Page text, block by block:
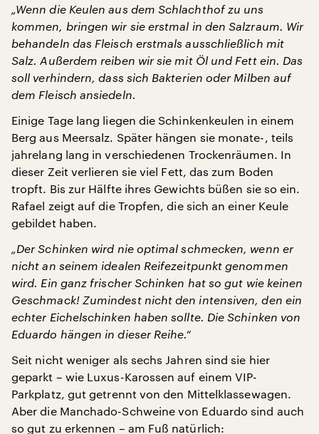
„Wenn die Keulen aus dem Schlachthof zu uns
kommen, bringen wir sie erstmal in den Salzraum. Wir
behandeln das Fleisch erstmals ausschließlich mit
Salz. Außerdem reiben wir sie mit Öl und Fett ein. Das
soll verhindern, dass sich Bakterien oder Milben auf
dem Fleisch ansiedeln.
Einige Tage lang liegen die Schinkenkeulen in einem
Berg aus Meersalz. Später hängen sie monate-, teils
jahrelang lang in verschiedenen Trockenräumen. In
dieser Zeit verlieren sie viel Fett, das zum Boden
tropft. Bis zur Hälfte ihres Gewichts büßen sie so ein.
Rafael zeigt auf die Tropfen, die sich an einer Keule
gebildet haben.
„Der Schinken wird nie optimal schmecken, wenn er
nicht an seinem idealen Reifezeitpunkt genommen
wird. Ein ganz frischer Schinken hat so gut wie keinen
Geschmack! Zumindest nicht den intensiven, den ein
echter Eichelschinken haben sollte. Die Schinken von
Eduardo hängen in dieser Reihe.“
Seit nicht weniger als sechs Jahren sind sie hier
geparkt – wie Luxus-Karossen auf einem VIP-
Parkplatz, gut getrennt von den Mittelklassewagen.
Aber die Manchado-Schweine von Eduardo sind auch
so gut zu erkennen – am Fuß natürlich: